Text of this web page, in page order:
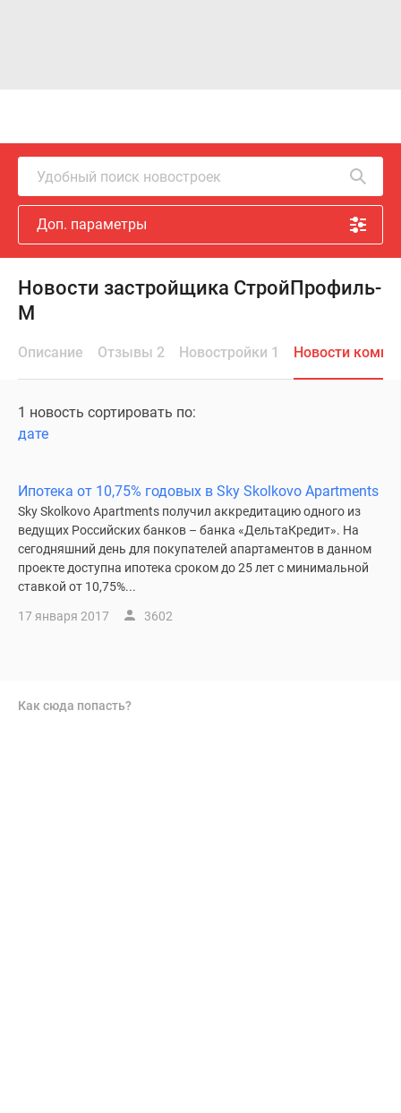
Удобный поиск новостроек
Доп. параметры
Новости застройщика СтройПрофиль-
М
Описание Отзывы 2 Новостройки 1 Новости
1 новость сортировать по:
дате
Ипотека от 10,75% годовых в Sky Skolkovo Apartments
Sky Skolkovo Apartments получил аккредитацию одного из
ведущих Российских банков – банка «ДельтаКредит». На
сегодняшний день для покупателей апартаментов в данном
проекте доступна ипотека сроком до 25 лет с минимальной
ставкой от 10,75%...
17 января 2017 3602
Как сюда попасть?